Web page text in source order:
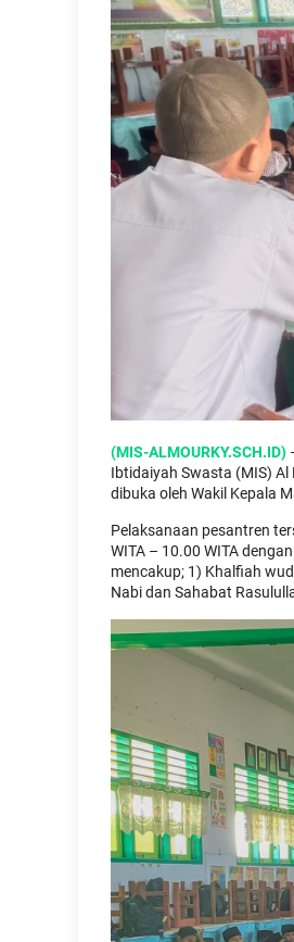
(MIS-ALMOURKY.SCH.ID)
Ibtidaiyah Swasta (MIS)
dibuka oleh Wakil Kepala
Pelaksanaan pesantren
WITA – 10.00 WITA
mencakup; 1) Khalfiah
Nabi dan Sahabat